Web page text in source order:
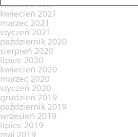
czerwiec 2021
kwiecień 2021
marzec 2021
styczeń 2021
październik 2020
sierpień 2020
lipiec 2020
kwiecień 2020
marzec 2020
styczeń 2020
grudzień 2019
październik 2019
wrzesień 2019
lipiec 2019